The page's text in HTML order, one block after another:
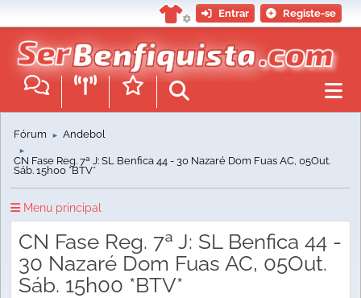
Entrar Registe-se
Fórum ► Andebol
►
CN Fase Reg. 7ª J: SL Benfica 44 - 30 Nazaré Dom Fuas AC, 05Out.
Sáb. 15h00 *BTV*
Menu principal
CN Fase Reg. 7ª J: SL Benfica 44 -
30 Nazaré Dom Fuas AC, 05Out.
Sáb. 15h00 *BTV*